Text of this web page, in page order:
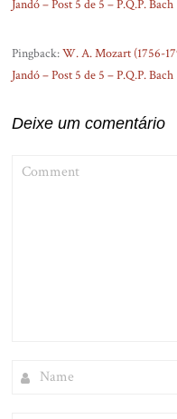
Jandó – Post 5 de 5 – P.Q.P. Bach
Pingback:W. A. Mozart (1756-
Jandó – Post 5 de 5 – P.Q.P. Bach
Deixe um comentário